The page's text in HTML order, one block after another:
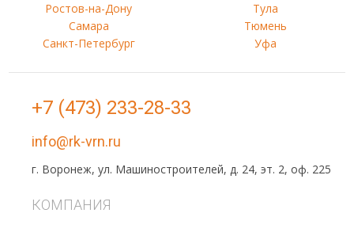
Ростов-на-Дону
Самара
Санкт-Петербург
Тула
Тюмень
Уфа
+7 (473) 233-28-33
info@rk-vrn.ru
г. Воронеж, ул. Машиностроителей, д. 24, эт. 2, оф. 225
КОМПАНИЯ